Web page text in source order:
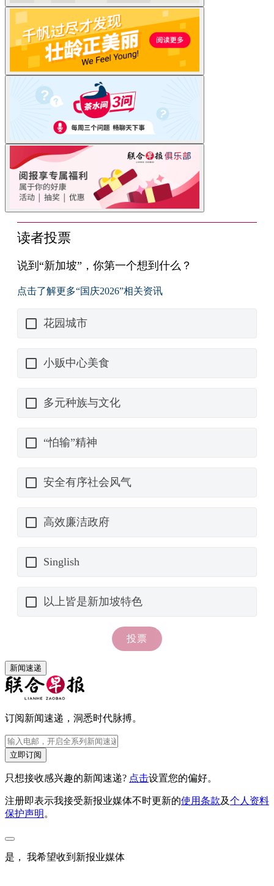
新闻速递
订阅新闻速递，洞悉时代脉搏。
立即订阅
只想接收感兴趣的新闻速递? 点击设置您的偏好。
注册即表示我接受新报业媒体不时更新的使用条款及个人资料
保护声明 。
是， 我希望收到新报业媒体